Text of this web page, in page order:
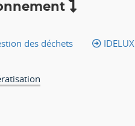
des déchets IDELUX